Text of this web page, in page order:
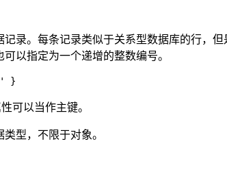
记录。每条记录类似于关系型数据库的行，
以指定为一个递增的整数编号。
可以当作主键。
型，不限于对象。